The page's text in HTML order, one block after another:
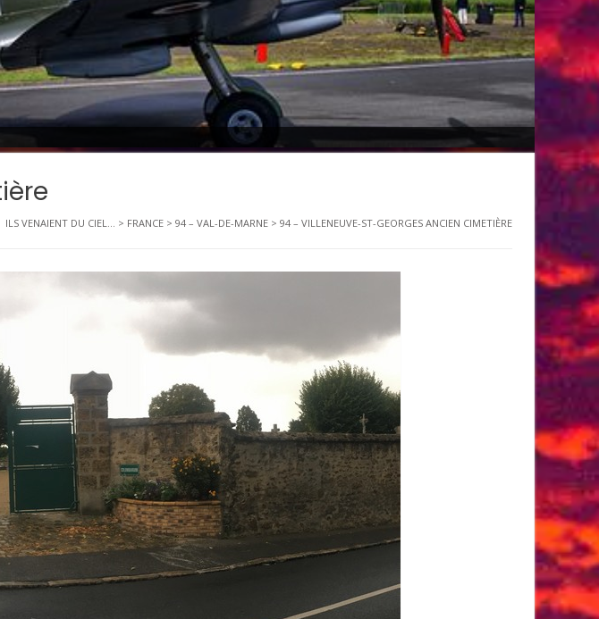
ILS VENAIENT DU CIEL... > FRANCE > 94 – VAL-DE-MARNE > 94 – VILLENEUVE-ST-GEORGES ANCIEN CIMETIÈRE